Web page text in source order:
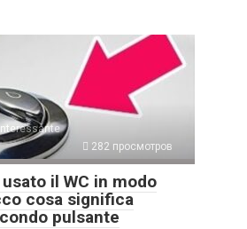
Interessante
282 просмотров
il WC in modo
cosa significa
pulsante